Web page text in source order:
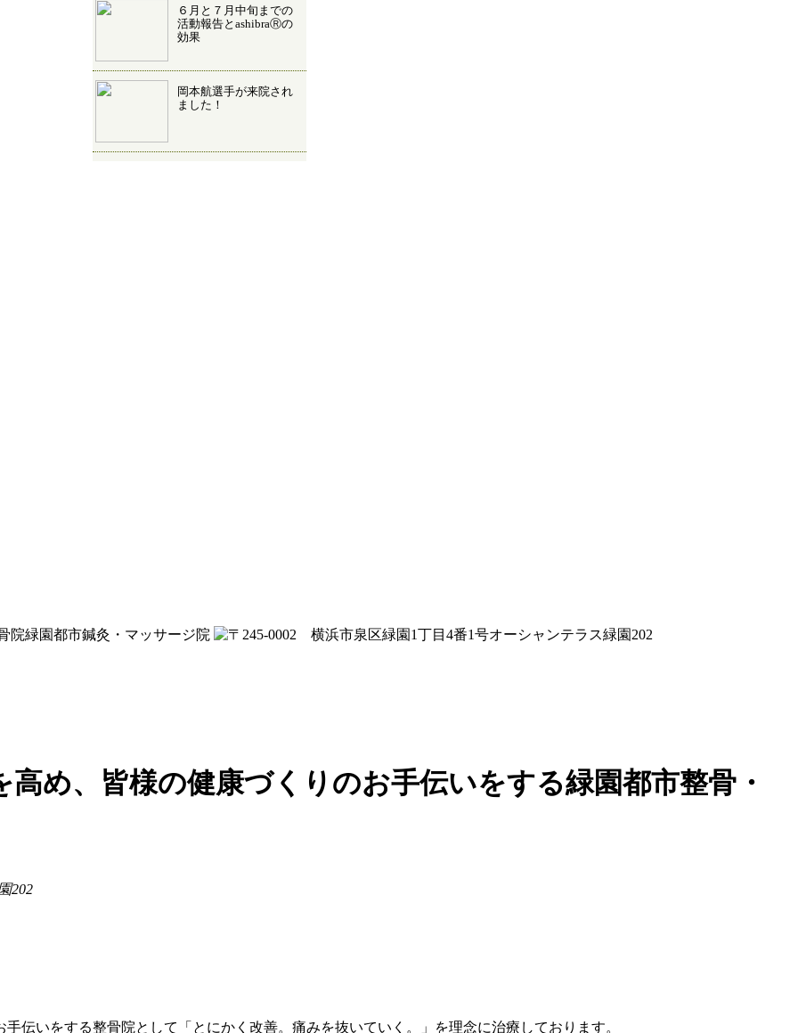
６月と７月中旬までの
活動報告とashibraⓇの
効果
岡本航選手が来院され
ました！
め、皆様の健康づくりのお手伝いをする緑園都市整骨・
202